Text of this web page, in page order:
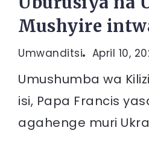
Mushyire
Umwanditsi April 10,
Umushumba wa
isi, Papa Francis
agahenge muri